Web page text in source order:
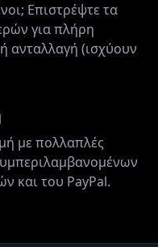
Επιστρέψτε τα
για πλήρη
ανταλλαγή (ισχύουν
με πολλαπλές
και του PayPal.